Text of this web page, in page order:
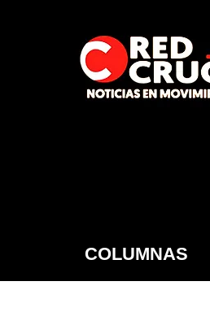
COLUMNAS